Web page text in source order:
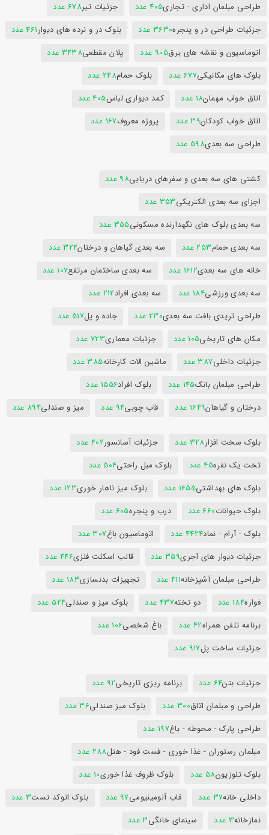
طراحی مبلمان اداری - تجاری405 عدد جزئیات تیر678 عدد
جزئیات طراحی در و پنجره3630 عدد بلوک در و نرده های دیوار461 عدد
اتوماسیون و نقشه های برق905 عدد پلان مقطعی3438 عدد
بلوک های مکانیکی677 عدد بلوک حمام248 عدد
اتاق خواب مهمان18 عدد کمد دیواری لباس405 عدد
اتاق خواب کودکان39 عدد پروژه معروف167 عدد
طراحی سه بعدی598 عدد
کشتی های سه بعدی و سفرهای دریایی98 عدد
اجزای سه بعدی الکتریکی353 عدد
سه بعدی بلوک های نگهدارنده مسکونی355 عدد
سه بعدی حمام253 عدد سه بعدی گیاهان و درختان324 عدد
خانه های سه بعدی1612 عدد سه بعدی ساختمان مرتفع107 عدد
سه بعدی ورزشی184 عدد سه بعدی افراد212 عدد
طراحی تریدی بافت سه بعدی230 عدد جاده و پل517 عدد
مکان های تاریخی105 عدد جزئیات معماری723 عدد
جزئیات داخلی387 عدد ماشین الات کارخانه385 عدد
طراحی مبلمان بانک145 عدد بلوک افراد1556 عدد
درختان و گیاهان1649 عدد قاب چوبی94 عدد میز و صندلی894 عدد
بلوک سخت افزار328 عدد جزئیات آسانسور402 عدد
تخت یک نفره45 عدد بلوک مبل راحتی504 عدد
بلوک های بهداشتی1655 عدد بلوک میز ناهار خوری123 عدد
بلوک حیوانات660 عدد درب و پنجره605 عدد
بلوک - آرام - نماد4424 عدد اتوماسیون باغ307 عدد
جزئیات دیوار های آجری359 عدد قالب اسکلت فلزی446 عدد
طراحی مبلمان آشپزخانه411 عدد تجهیزات بدنسازی183 عدد
فواره184 عدد دو تخته437 عدد بلوک میز و صندلی524 عدد
برنامه تلفن همراه42 عدد باغ شخصی106 عدد
جزئیات ساخت پل917 عدد
جزئیات بتن64 عدد برنامه ریزی تاریخی92 عدد
طراحی و مبلمان اتاق300 عدد بلوک میز صندلی36 عدد
طراحی پارک - محوطه - باغ197 عدد
مبلمان رستوران - غذا خوری - فست فود - هتل288 عدد
بلوک تلوزیون58 عدد بلوک ظروف غذا خوری10 عدد
داخلی خانه37 عدد قاب آلومینیومی97 عدد بلوک اتوکد تست3 عدد
نمازخانه3 عدد سینمای خانگی3 عدد